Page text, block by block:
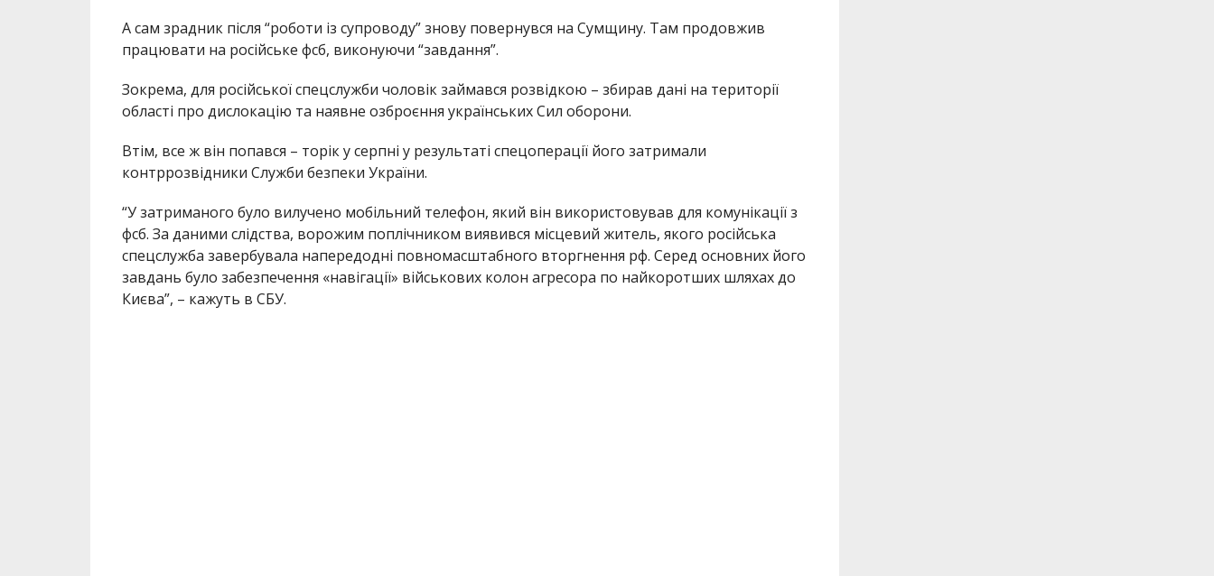
А сам зрадник після “роботи із супроводу” знову повернувся на Сумщину. Там продовжив
працювати на російське фсб, виконуючи “завдання”.
Зокрема, для російської спецслужби чоловік займався розвідкою – збирав дані на території
області про дислокацію та наявне озброєння українських Сил оборони.
Втім, все ж він попався – торік у серпні у результаті спецоперації його затримали
контррозвідники Служби безпеки України.
“У затриманого було вилучено мобільний телефон, який він використовував для комунікації з
фсб. За даними слідства, ворожим поплічником виявився місцевий житель, якого російська
спецслужба завербувала напередодні повномасштабного вторгнення рф. Серед основних його
завдань було забезпечення «навігації» військових колон агресора по найкоротших шляхах до
Києва”, – кажуть в СБУ.